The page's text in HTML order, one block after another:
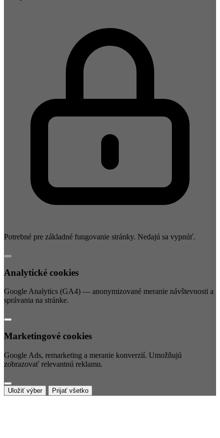
Potrebné pre základné fungovanie stránky. Nedajú sa vypnúť.
Analytické cookies
Google Analytics (GA4) — anonymizované meranie návštevnosti a
správania na stránke.
Marketingové cookies
Google Ads, remarketing a meranie konverzií. Umožňujú
zobrazovať relevantnú reklamu.
Uložiť výber Prijať všetko